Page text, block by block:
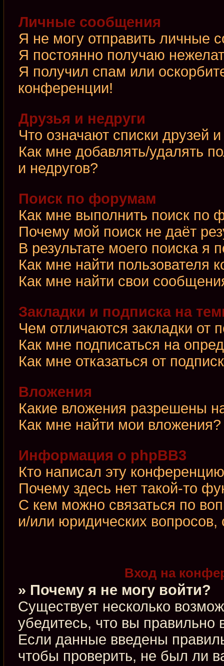
Личные сообщения
Я не могу отправить личные
Я постоянно получаю
Я получил спам или
конференции!
Друзья и недруги
Что означают списки друзей
Как мне добавлять/удалять
и недругов?
Поиск по форумам
Как мне выполнить поиск
Почему мой поиск не даёт
В результате моего поиска я
Как мне найти пользователя
Как мне найти свои
Закладки и подписка на
Чем отличаются закладки от
Как мне подписаться на
Как мне отказаться от
Вложения
Какие вложения разрешены
Как мне найти мои вложения?
Информация о phpBB3
Кто написал эту
Почему здесь нет такой-то
С кем можно связаться по
и/или юридических
Вход на
» Почему я не могу войти?
Существует несколько
убедитесь, что вы правильно
Если данные введены
чтобы проверить, не был ли